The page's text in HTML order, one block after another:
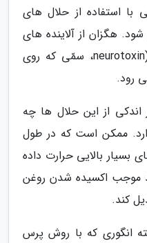
با استفاده از حلال های
هگزان از آلاینده های
هوا است و یک نوروتوکسین (neurotoxin، سمّی که روی
رود.
از این حلال ها چه
ممکن است که در طول
بسیار بالایی حرارت داده
موجب اکسیده شدن روغن
کند.
انگوری که با روش پرس